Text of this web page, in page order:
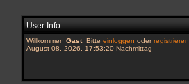
User Info
Willkommen Gast. Bitte einloggen oderregistrieren
August 08, 2026, 17:53:20 Nachmittag